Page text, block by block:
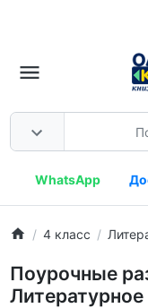
WhatsApp
4 класс
Поурочные
Литературное